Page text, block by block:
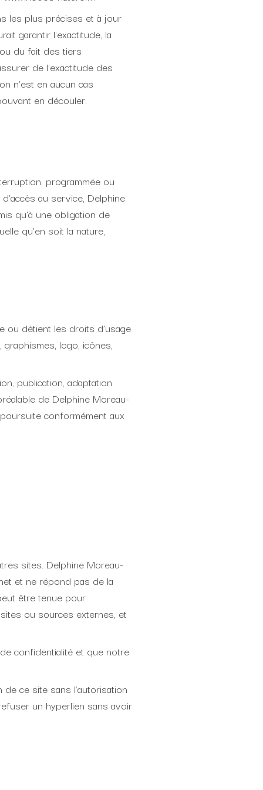
les plus précises et à jour
garantir l'exactitude, la
du fait des tiers
de l'exactitude des
n'est en aucun cas
en découler.
programmée ou
au service, Delphine
qu’à une obligation de
qu’en soit la nature,
ou détient les droits d’usage
logo, icônes,
publication, adaptation
de Delphine Moreau-
conformément aux
sites. Delphine Moreau-
et ne répond pas de la
être tenue pour
ou sources externes, et
confidentialité et que notre
ce site sans l'autorisation
un hyperlien sans avoir